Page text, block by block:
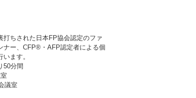
打ちされた日本FP協会認定のファ
ナー、CFP®・AFP認定者による個
ます。
50分間
室